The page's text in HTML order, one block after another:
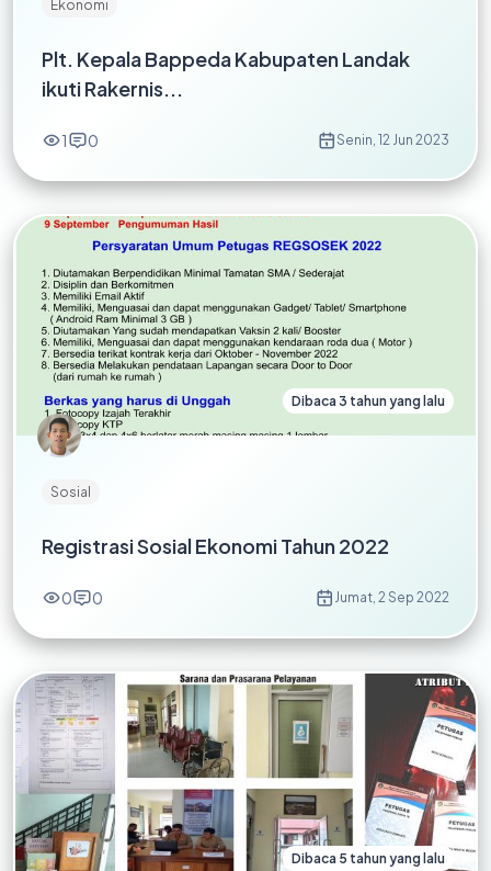
Ekonomi
Plt. Kepala Bappeda Kabupaten Landak
ikuti Rakernis...
1 0 Senin, 12 Jun 2023
Dibaca 3 tahun yang lalu
Sosial
Registrasi Sosial Ekonomi Tahun 2022
0 0 Jumat, 2 Sep 2022
Dibaca 5 tahun yang lalu